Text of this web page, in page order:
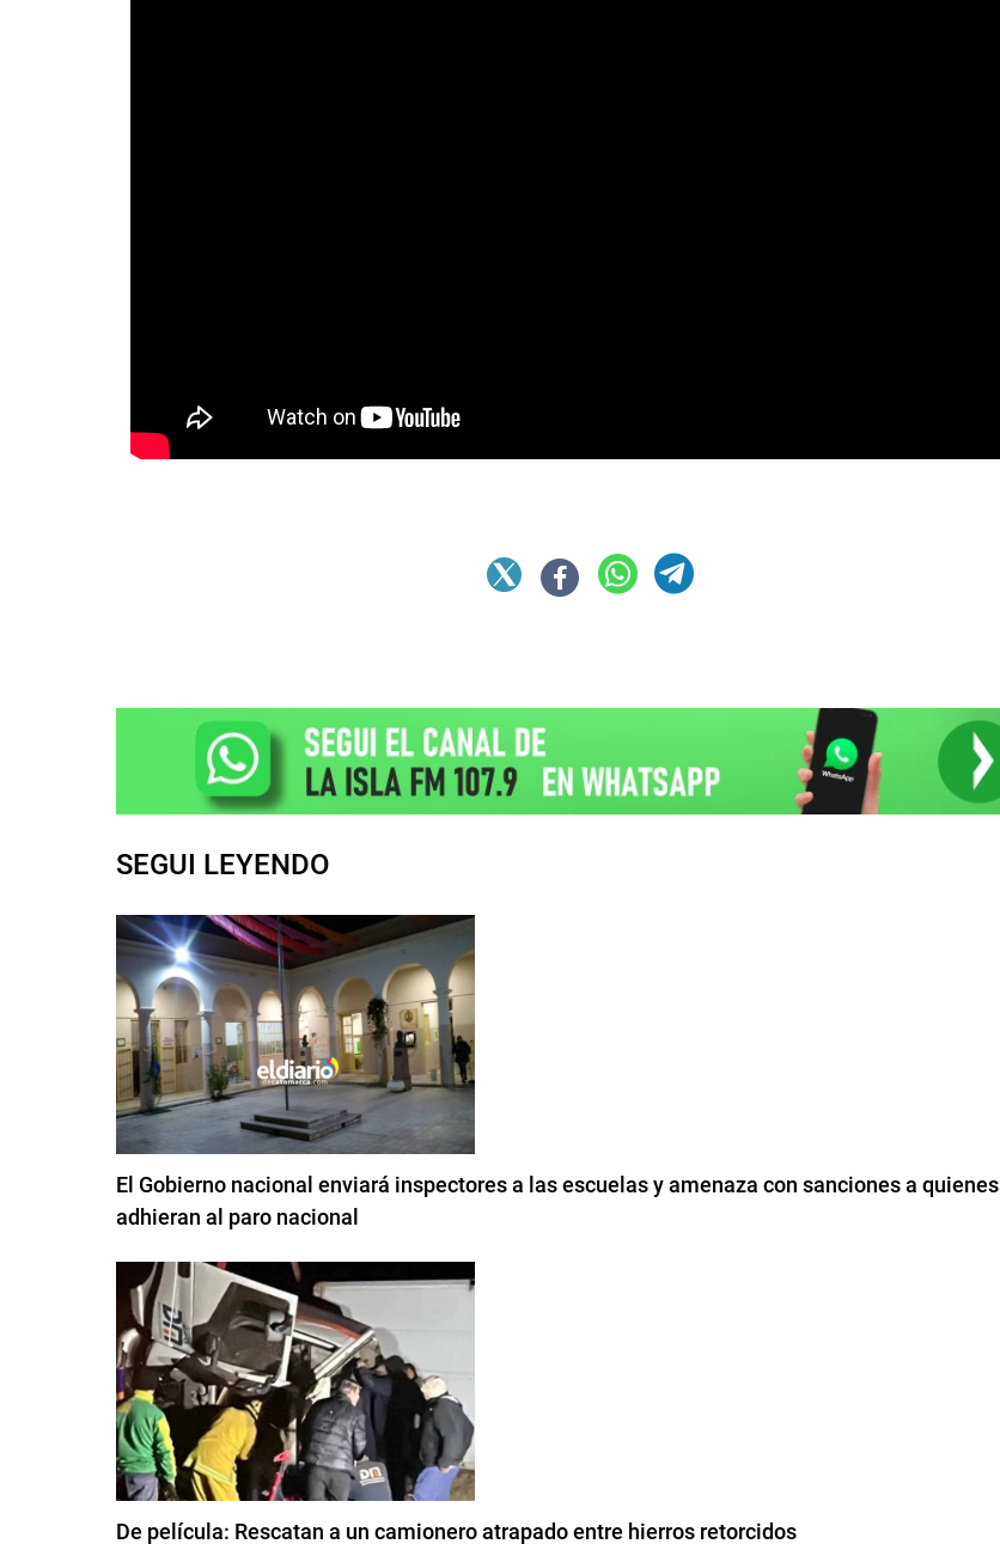
SEGUI LEYENDO
El Gobierno nacional enviará inspectores a las escuelas y amenaza con sanciones a quienes
adhieran al paro nacional
De película: Rescatan a un camionero atrapado entre hierros retorcidos